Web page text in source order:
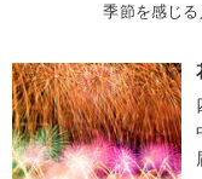
季節を感じ